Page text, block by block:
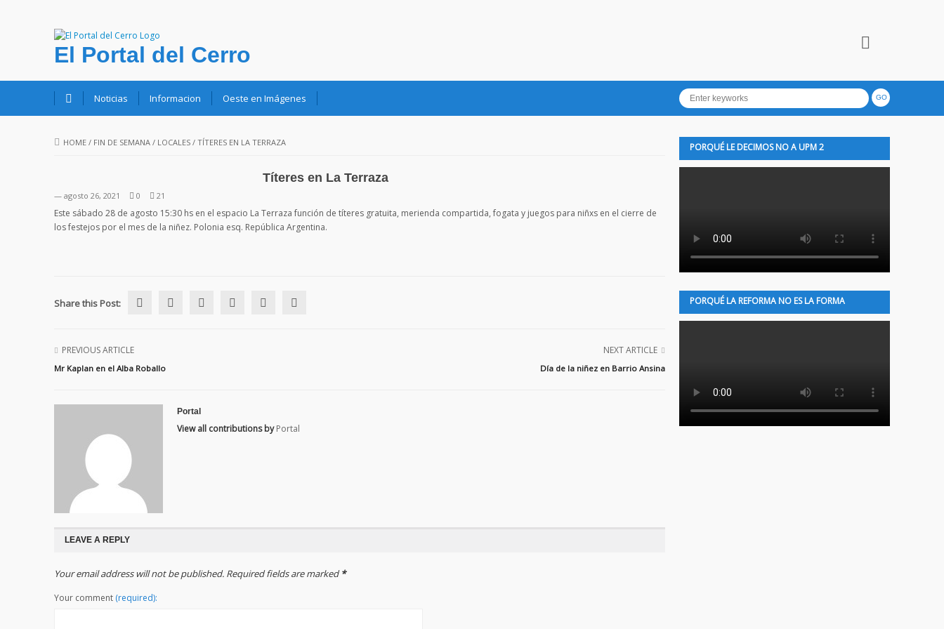
El Portal del Cerro
Noticias Informacion Oeste en Imágenes
HOME / FIN DE SEMANA / LOCALES / TÍTERES EN LA TERRAZA
Títeres en La Terraza
— agosto 26, 2021 0 21
Este sábado 28 de agosto 15:30 hs en el espacio La Terraza función de títeres gratuita, merienda compartida, fogata y juegos para niñxs en el cierre de
los festejos por el mes de la niñez. Polonia esq. República Argentina.
Share this Post:
PREVIOUS ARTICLE
Mr Kaplan en el Alba Roballo
NEXT ARTICLE
Día de la niñez en Barrio Ansina
Portal
View all contributions by Portal
LEAVE A REPLY
Your email address will not be published. Required fields are marked*
Your comment (required):
PORQUÉ LE DECIMOS NO A UPM 2
PORQUÉ LA REFORMA NO ES LA FORMA